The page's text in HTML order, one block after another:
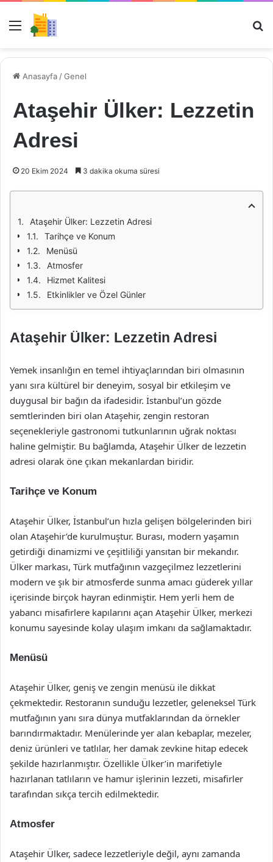
Menü
Anasayfa /Genel
Ataşehir Ülker: Lezzetin
Adresi
20 Ekim 2024 3 dakika okuma süresi
Ataşehir Ülker: Lezzetin Adresi
Tarihçe ve Konum
Menüsü
Atmosfer
Hizmet Kalitesi
Etkinlikler ve Özel Günler
Ataşehir Ülker: Lezzetin Adresi
Yemek insanlığın en temel ihtiyaçlarından biri olmasının
yanı sıra kültürel bir deneyim, sosyal bir etkileşim ve
duygusal bir bağın da ifadesidir. İstanbul’un gözde
semtlerinden biri olan Ataşehir, zengin restoran
seçenekleriyle gastronomi tutkunlarının uğrak noktası
haline gelmiştir. Bu bağlamda, Ataşehir Ülker de lezzetin
adresi olarak öne çıkan mekanlardan biridir.
Tarihçe ve Konum
Ataşehir Ülker, İstanbul’un hızla gelişen bölgelerinden biri
olan Ataşehir’de kurulmuştur. Burası, modern yaşamın
getirdiği dinamizmi ve çeşitliliği yansıtan bir mekandır.
Ülker markası, Türk mutfağının vazgeçilmez lezzetlerini
modern ve şık bir atmosferde sunma amacı güderek yıllar
içerisinde birçok hayran edinmiştir. Hem yerli hem de
yabancı misafirlere kapılarını açan Ataşehir Ülker, merkezi
konumu sayesinde kolay ulaşım imkanı da sağlamaktadır.
Menüsü
Ataşehir Ülker, geniş ve zengin menüsü ile dikkat
çekmektedir. Restoranın sunduğu lezzetler, geleneksel Türk
mutfağının yanı sıra dünya mutfaklarından da örnekler
barındırmaktadır. Menülerinde yer alan kebaplar, mezeler,
deniz ürünleri ve tatlılar, her damak zevkine hitap edecek
şekilde hazırlanmıştır. Özellikle Ülker’in marifetiyle
hazırlanan tatlıların ve hamur işlerinin lezzeti, misafirler
tarafından sıkça tercih edilmektedir.
Atmosfer
Ataşehir Ülker, sadece lezzetleriyle değil, aynı zamanda